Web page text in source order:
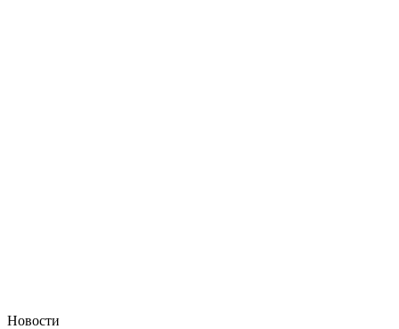
Новости